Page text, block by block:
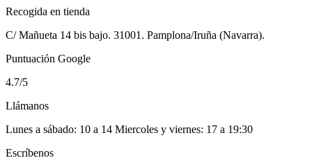
Recogida en tienda
C/ Mañueta 14 bis bajo. 31001. Pamplona/Iruña (Navarra).
Puntuación Google
4.7/5
Llámanos
Lunes a sábado: 10 a 14 Miercoles y viernes: 17 a 19:30
Escríbenos